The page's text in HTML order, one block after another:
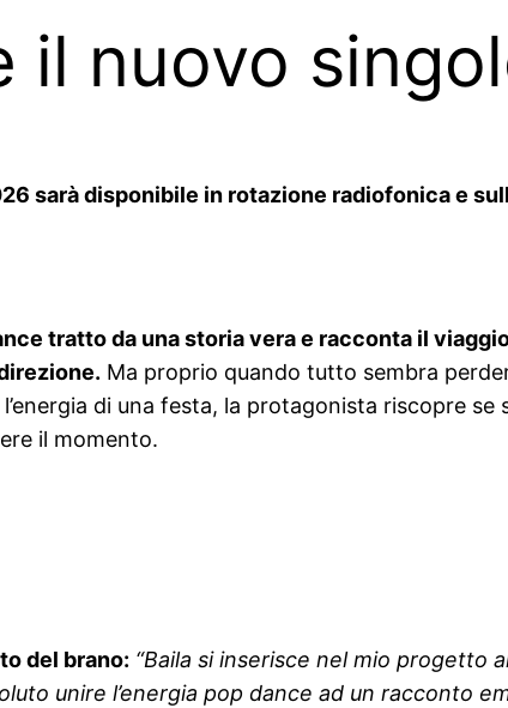
il nuovo
sarà disponibile in rotazione radiofonica e
tratto da una storia vera e racconta il
Ma proprio quando tutto sembra
di una festa, la protagonista riscopre
il momento.
del brano: “Baila si inserisce nel mio progetto
unire l’energia pop dance ad un racconto